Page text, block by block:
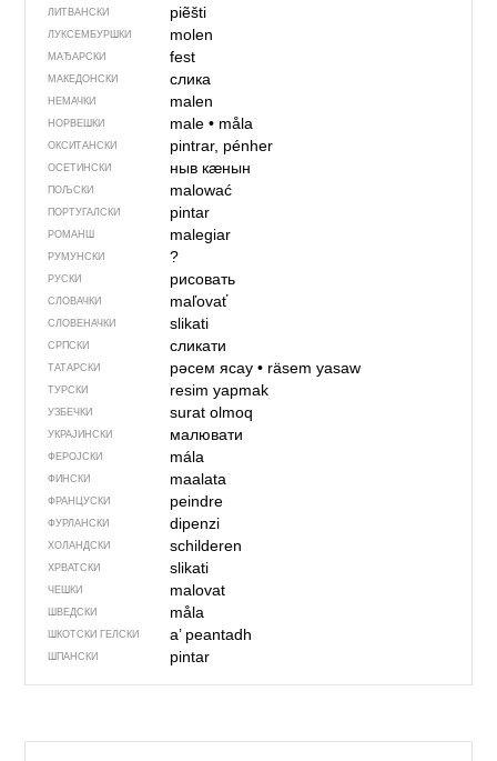
ЛИТВАНСКИ piẽšti
ЛУКСЕМБУРШКИ molen
МАЂАРСКИ fest
МАКЕДОНСКИ слика
НЕМАЧКИ malen
НОРВЕШКИ male• måla
ОКСИТАНСКИ pintrar, pénher
ОСЕТИНСКИ ныв кӕнын
ПОЉСКИ malować
ПОРТУГАЛСКИ pintar
РОМАНШ malegiar
РУМУНСКИ ?
РУСКИ рисовать
СЛОВАЧКИ maľovať
СЛОВЕНАЧКИ slikati
СРПСКИ сликати
ТАТАРСКИ рәсем ясау• räsem yasaw
ТУРСКИ resim yapmak
УЗБЕЧКИ surat olmoq
УКРАЈИНСКИ малювати
ФЕРОЈСКИ mála
ФИНСКИ maalata
ФРАНЦУСКИ peindre
ФУРЛАНСКИ dipenzi
ХОЛАНДСКИ schilderen
ХРВАТСКИ slikati
ЧЕШКИ malovat
ШВЕДСКИ måla
ШКОТСКИ ГЕЛСКИ a’ peantadh
ШПАНСКИ pintar